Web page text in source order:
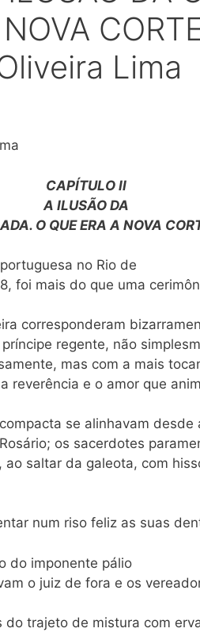
Lima
CAPÍTULO II
A ILUSÃO DA
O QUE ERA A NOVA
no Rio de
foi mais do que uma
corresponderam
regente, não
mas com a mais
reverência e o amor que
se alinhavam desde
os sacerdotes
saltar da galeota, com
num riso feliz as suas
do imponente pálio
o juiz de fora e os
do trajeto de mistura com